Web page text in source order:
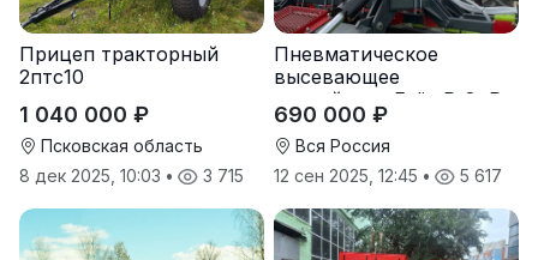
Прицеп тракторный
2птс10
1 040 000 ₽
Псковская область
8 дек 2025, 10:03 • 3 715
Пневматическое
высевающее
устройство Folio R-8, R-
12
690 000 ₽
Вся Россия
12 сен 2025, 12:45 • 5 617